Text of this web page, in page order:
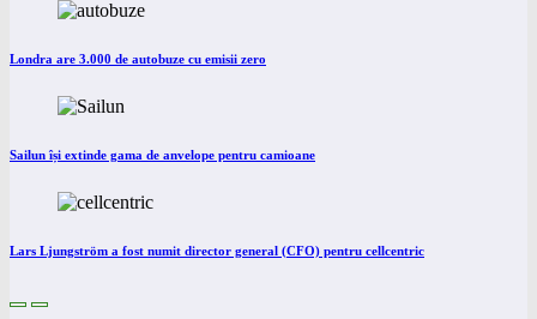
Londra are 3.000 de autobuze cu emisii zero
Sailun își extinde gama de anvelope pentru camioane
Lars Ljungström a fost numit director general (CFO) pentru cellcentric